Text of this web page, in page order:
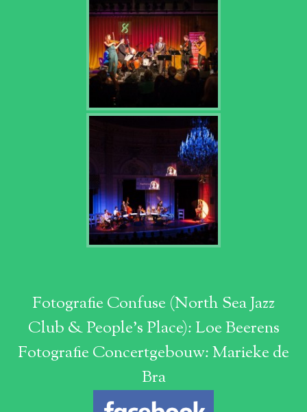
Fotografie Confuse (North Sea Jazz
Club & People's Place): Loe Beerens
Fotografie Concertgebouw: Marieke de
Bra